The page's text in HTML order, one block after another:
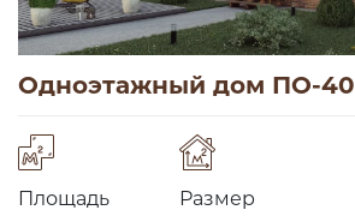
Одноэтажный дом ПО-40
Площадь Размер